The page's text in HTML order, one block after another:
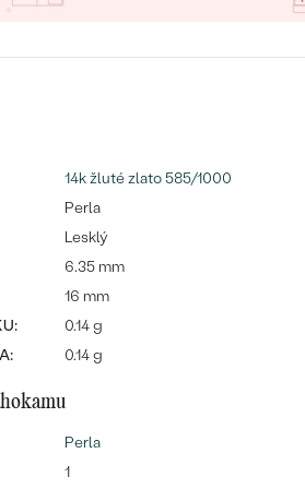
prsteny
PROHLÉDNOUT
14k žluté zlato 585/1000
Perla
Lesklý
6.35 mm
16 mm
0.14 g
0.14 g
Perla
1